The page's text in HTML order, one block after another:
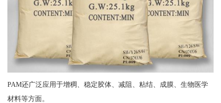
PAM还广泛应用于增稠、稳定胶体、减阻、粘结、成膜、生物医学
材料等方面。